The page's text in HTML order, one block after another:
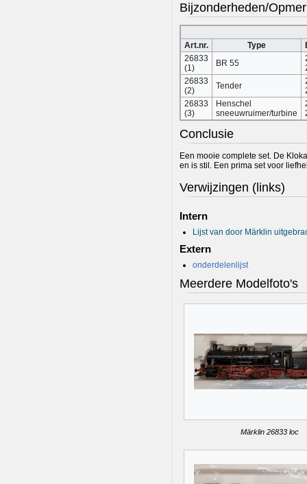
Bijzonderheden/
Art.nr. Type
26833
(1)
BR 55
26833
(2)
Tender
26833
(3)
Henschel
sneeuwruimer/turbine
Conclusie
Een mooie complete set. De
en is stil. Een prima set voor
Verwijzingen (links)
Intern
Lijst van door Märklin
Extern
onderdelenlijst
Meerdere Modelfoto's
Märklin 26833 loc